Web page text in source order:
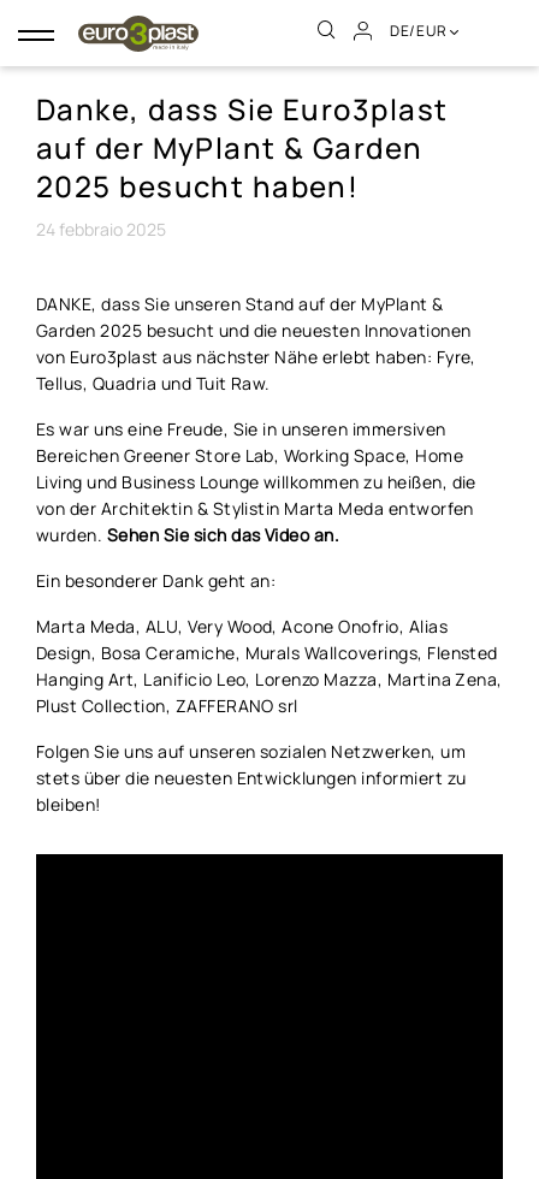
Umschalten
der
DE/EUR
Danke, dass Sie Euro3plast
auf der MyPlant & Garden
2025 besucht haben!
24 febbraio 2025
DANKE, dass Sie unseren Stand auf der MyPlant &
Garden 2025 besucht und die neuesten Innovationen
von Euro3plast aus nächster Nähe erlebt haben: Fyre,
Tellus, Quadria und Tuit Raw.
Es war uns eine Freude, Sie in unseren immersiven
Bereichen Greener Store Lab, Working Space, Home
Living und Business Lounge willkommen zu heißen, die
von der Architektin & Stylistin Marta Meda entworfen
wurden. Sehen Sie sich das Video an.
Ein besonderer Dank geht an:
Marta Meda, ALU, Very Wood, Acone Onofrio, Alias
Design, Bosa Ceramiche, Murals Wallcoverings, Flensted
Hanging Art, Lanificio Leo, Lorenzo Mazza, Martina Zena,
Plust Collection, ZAFFERANO srl
Folgen Sie uns auf unseren sozialen Netzwerken, um
stets über die neuesten Entwicklungen informiert zu
bleiben!